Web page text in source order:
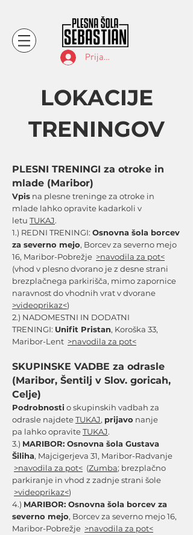
Prijava
LOKACIJE
TRENINGOV
PLESNI TRENINGI za otroke in
mlade (Maribor)
Vpis na plesne treninge za otroke in
mlade lahko opravite kadarkoli v
letu TUKAJ.
1.) REDNI TRENINGI: Osnovna šola borcev
za severno mejo, Borcev za severno mejo
16, Maribor-Pobrežje >navodila za pot<
(vhod v plesno dvorano je z desne strani
brezplačnega parkirišča, mimo zapornice
naravnost do vhodnih vrat v dvorane
>videoprikaz<)
2.) NADOMESTNI IN DODATNI
TRENINGI: Unifit Pristan, Koroška 33,
Maribor-Lent >navodila za pot<
SKUPINSKE VADBE za odrasle
(Maribor, Šentilj v Slov. goricah,
Celje)
Podrobnosti o skupinskih vadbah za
odrasle najdeteTUKAJ, prijavo nanje
pa lahko opraviteTUKAJ.
3.) MARIBOR: Osnovna šola Gustava
Šiliha, Majcigerjeva 31, Maribor-Radvanje
>navodila za pot< (Zumba; brezplačno
parkiranje in vhod z zadnje strani šole
>videoprikaz<)
4.) MARIBOR: Osnovna šola borcev za
severno mejo, Borcev za severno mejo 16,
Maribor-Pobrežje >navodila za pot<